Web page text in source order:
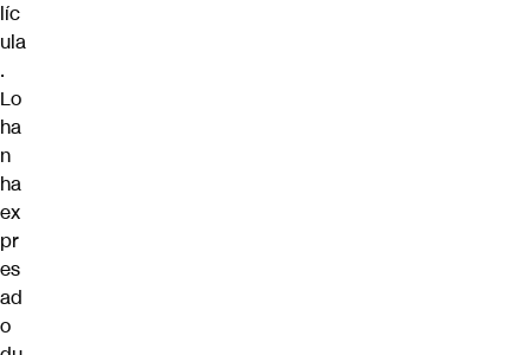
líc
ula
.
Lo
ha
n
ha
ex
pr
es
ad
o